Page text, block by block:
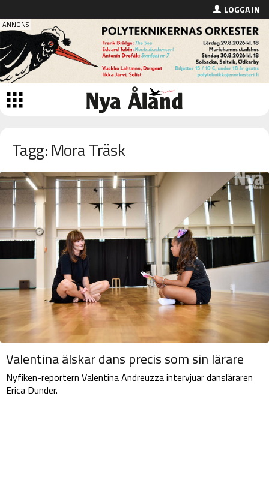
LOGGA IN
Tagg: Mora Träsk
Valentina älskar dans precis som sin lärare
Nyfiken-reportern Valentina Andreuzza intervjuar dansläraren
Erica Dunder.